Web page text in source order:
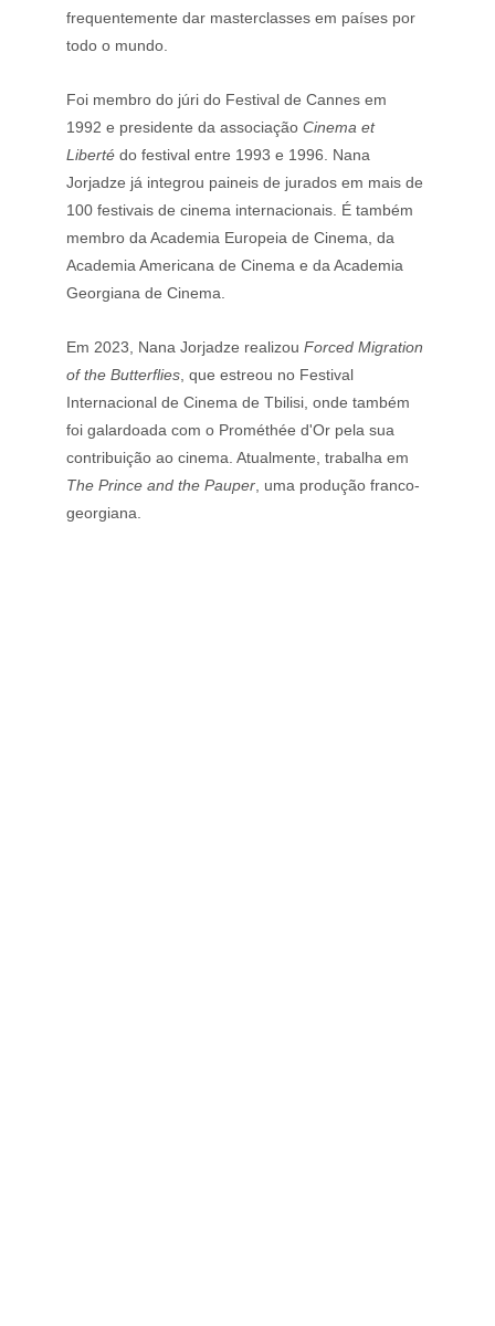
frequentemente dar masterclasses em países por
todo o mundo.
Foi membro do júri do Festival de Cannes em
1992 e presidente da associação Cinema et
Liberté do festival entre 1993 e 1996. Nana
Jorjadze já integrou paineis de jurados em mais de
100 festivais de cinema internacionais. É também
membro da Academia Europeia de Cinema, da
Academia Americana de Cinema e da Academia
Georgiana de Cinema.
Em 2023, Nana Jorjadze realizou Forced Migration
of the Butterflies , que estreou no Festival
Internacional de Cinema de Tbilisi, onde também
foi galardoada com o Prométhée d'Or pela sua
contribuição ao cinema. Atualmente, trabalha em
The Prince and the Pauper , uma produção franco-
georgiana.